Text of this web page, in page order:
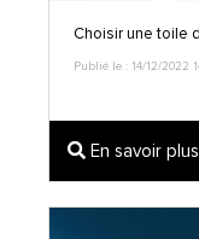
Choisir une toile
Publié le : 14/12/2022
En savoir plus